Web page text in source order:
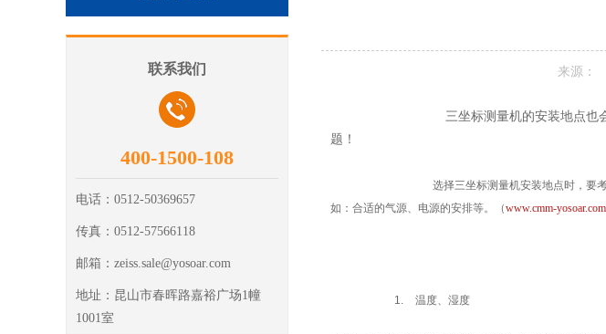
联系我们
400-1500-108
电话： 0512-50369657
传真： 0512-57566118
邮箱： zeiss.sale@yosoar.com
地址： 昆山市春晖路嘉裕广场1幢
1001室
来源：
三坐标测量机的安装地点也会影响三坐
题！
选择三坐标测量机安装地点时，要
如：合适的气源、电源的安排等。（www.cmm-yosoar.com
1. 温度、湿度